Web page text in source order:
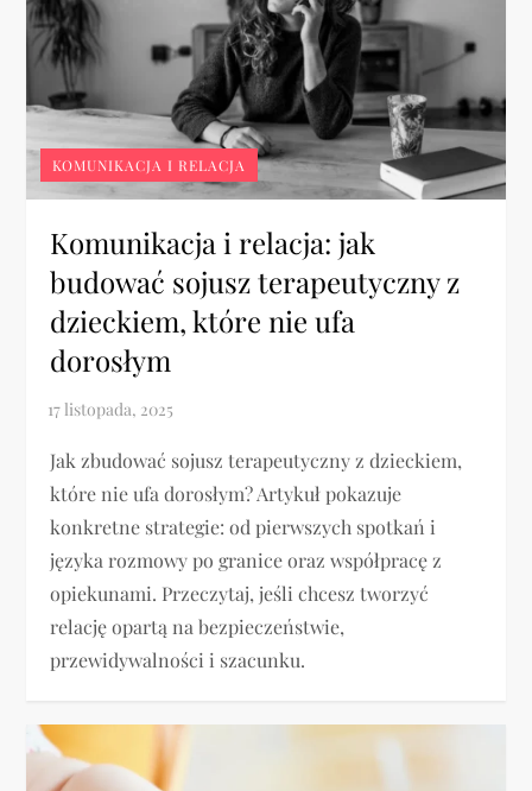
KOMUNIKACJA I RELACJA
Komunikacja i relacja: jak
budować sojusz terapeutyczny z
dzieckiem, które nie ufa
dorosłym
Jak zbudować sojusz terapeutyczny z dzieckiem,
które nie ufa dorosłym? Artykuł pokazuje
konkretne strategie: od pierwszych spotkań i
języka rozmowy po granice oraz współpracę z
opiekunami. Przeczytaj, jeśli chcesz tworzyć
relację opartą na bezpieczeństwie,
przewidywalności i szacunku.